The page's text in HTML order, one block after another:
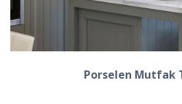
Porselen Mutfak